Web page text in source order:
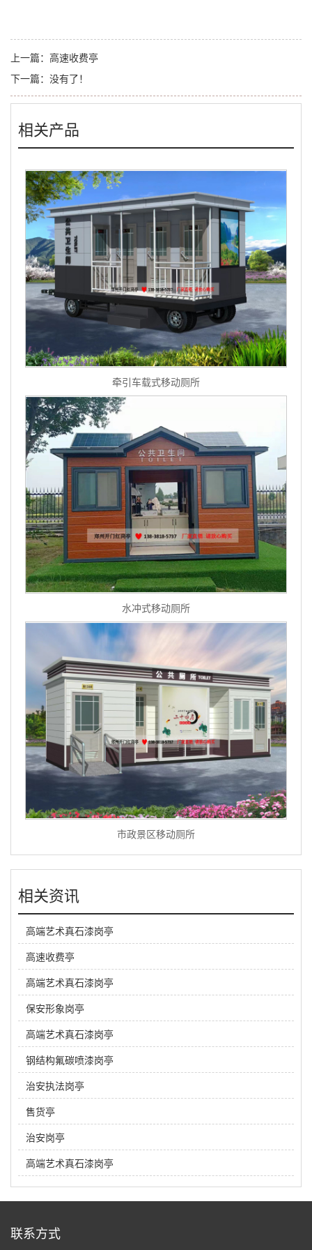
上一篇： 高速收费亭
下一篇： 没有了！
相关产品
牵引车载式移动厕所
水冲式移动厕所
市政景区移动厕所
相关资讯
高端艺术真石漆岗亭
高速收费亭
高端艺术真石漆岗亭
保安形象岗亭
高端艺术真石漆岗亭
钢结构氟碳喷漆岗亭
治安执法岗亭
售货亭
治安岗亭
高端艺术真石漆岗亭
联系方式